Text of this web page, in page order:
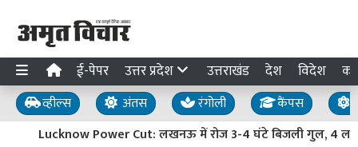
ई-पेपर उत्तर प्रदेश उत्तराखंड देश विदेश
व्हील्स अंतस रंगोली कैंपस
Lucknow Power Cut: लखनऊ में रोज 3-4 घंटे बिजली गुल, 4 लाख